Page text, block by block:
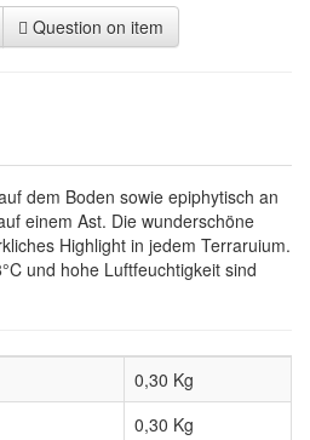
Question on item
dem Boden sowie epiphytisch an
einem Ast. Die wunderschöne
Highlight in jedem Terraruium.
und hohe Luftfeuchtigkeit sind
0,30 Kg
0,30 Kg